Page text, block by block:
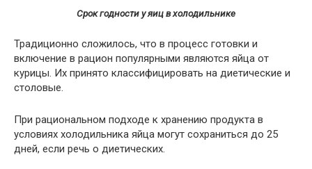
Срок годности у яиц в холодильнике
Традиционно сложилось, что в процесс готовки и
включение в рацион популярными являются яйца от
курицы. Их принято классифицировать на диетические и
столовые.
При рациональном подходе к хранению продукта в
условиях холодильника яйца могут сохраниться до 25
дней, если речь о диетических.